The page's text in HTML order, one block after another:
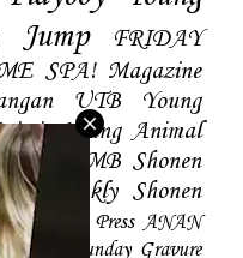
Jump
FRIDAY
SPA! Magazine
UTB
Young
Young Animal
BOMB Shonen
Weekly Shonen
Hustle Press ANAN
Young Sunday Gravure